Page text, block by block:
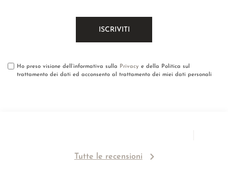
Ho preso visione dell’informativa sulla Privacy e della Politica sul
trattamento dei dati ed acconsento al trattamento dei miei dati personali
Tutte le recensioni